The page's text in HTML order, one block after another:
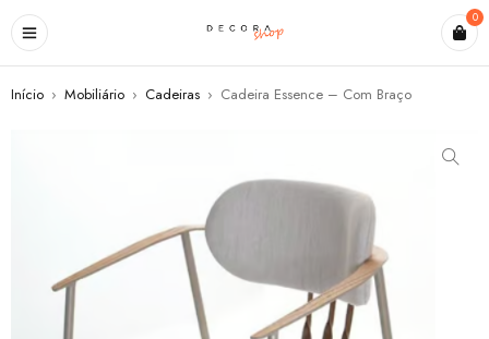
0
Início › Mobiliário › Cadeiras › Cadeira Essence – Com Braço